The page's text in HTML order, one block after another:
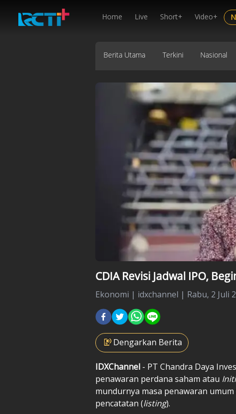
Home Live Short+ Video+
Berita Utama Terkini Nasional
CDIA Revisi Jadwal IPO,
Ekonomi | idxchannel | Rabu, 2 Juli
Dengarkan Berita
IDXChannel - PT Chandra Daya
penawaran perdana saham atau
mundurnya masa penawaran umum
pencatatan (listing).